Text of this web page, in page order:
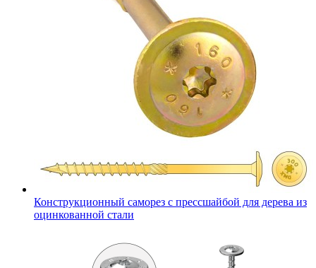
Конструкционный саморез с прессшайбой для дерева из
оцинкованной стали